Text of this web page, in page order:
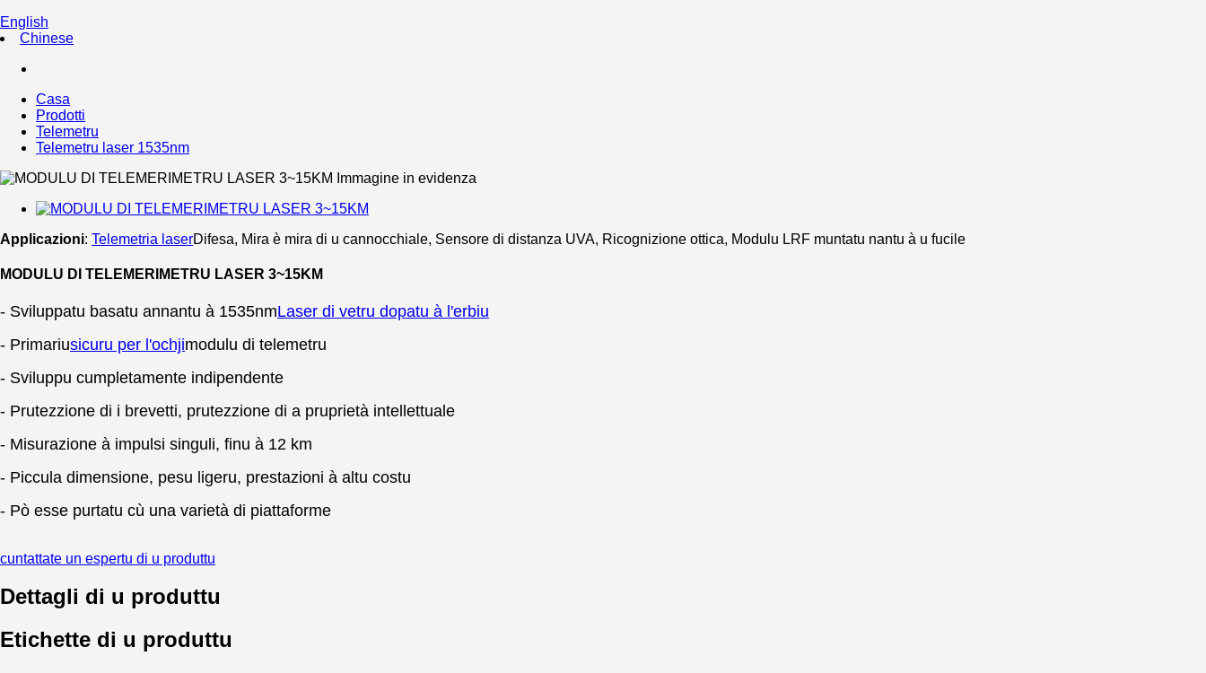
English
Chinese
Casa
Prodotti
Telemetru
Telemetru laser 1535nm
Applicazioni: Telemetria laserDifesa, Mira è mira di u cannocchiale, Sensore di distanza UVA, Ricognizione ottica, Modulu LRF muntatu nantu à u fucile
MODULU DI TELEMERIMETRU LASER 3~15KM
- Sviluppatu basatu annantu à 1535nmLaser di vetru dopatu à l'erbiu
- Primariusicuru per l'ochjimodulu di telemetru
- Sviluppu cumpletamente indipendente
- Prutezzione di i brevetti, prutezzione di a pruprietà intellettuale
- Misurazione à impulsi singuli, finu à 12 km
- Piccula dimensione, pesu ligeru, prestazioni à altu costu
- Pò esse purtatu cù una varietà di piattaforme
cuntattate un espertu di u produttu
Dettagli di u produttu
Etichette di u produttu